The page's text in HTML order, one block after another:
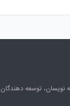
نویسان، توسعه